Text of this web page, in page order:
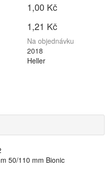
1,00 Kč
1,21 Kč
Na objednávku
2018
Heller
50/110 mm Bionic